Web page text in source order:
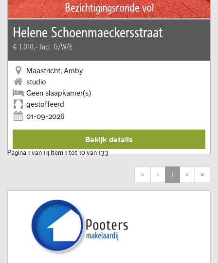
Bezichtigingsronde vol
Helene Schoenmaeckersstraat
€ 1.010,- Incl. G/W/E
Maastricht, Amby
studio
Geen slaapkamer(s)
gestoffeerd
01-09-2026
Bekijk details
Pagina 1 van 14 Item 1 tot 10 van 133
«First ‹ Previous
1 › Next»